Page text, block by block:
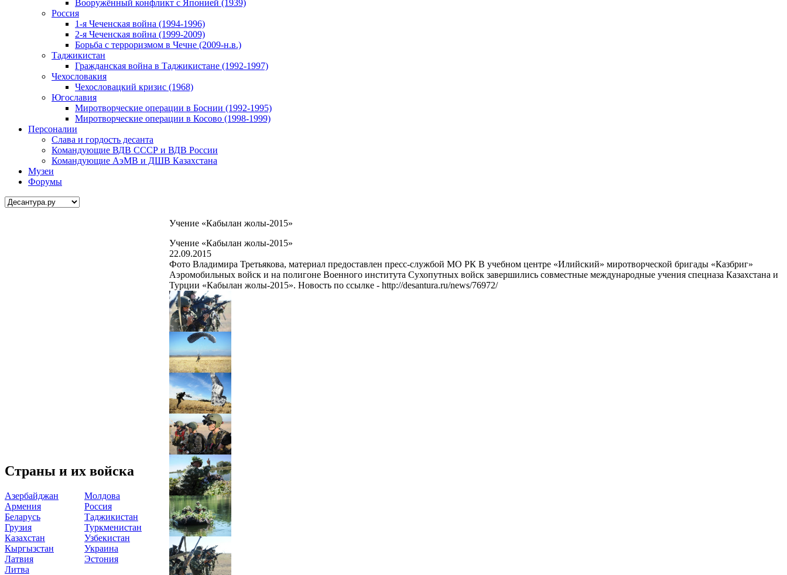
Вооружённый конфликт с Японией (1939)
Россия
1-я Чеченская война (1994-1996)
2-я Чеченская война (1999-2009)
Борьба с терроризмом в Чечне (2009-н.в.)
Таджикистан
Гражданская война в Таджикистане (1992-1997)
Чехословакия
Чехословацкий кризис (1968)
Югославия
Миротворческие операции в Боснии (1992-1995)
Миротворческие операции в Косово (1998-1999)
Персоналии
Слава и гордость десанта
Командующие ВДВ СССР и ВДВ России
Командующие АэМВ и ДШВ Казахстана
Музеи
Форумы
Страны и их войска
Азербайджан
Армения
Беларусь
Грузия
Казахстан
Кыргызстан
Латвия
Литва
Молдова
Россия
Таджикистан
Туркменистан
Узбекистан
Украина
Эстония
Учение «Кабылан жолы-2015»
Учение «Кабылан жолы-2015»
22.09.2015
Фото Владимира Третьякова, материал предоставлен пресс-службой МО РК В учебном центре «Илийский» миротворческой бригады «Казбриг»
Аэромобильных войск и на полигоне Военного института Сухопутных войск завершились совместные международные учения спецназа Казахстана и
Турции «Кабылан жолы-2015». Новость по ссылке - http://desantura.ru/news/76972/